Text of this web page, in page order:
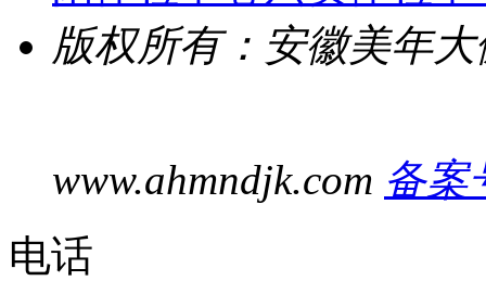
版权所有：安徽美年
www.ahmndjk.com 备案
电话